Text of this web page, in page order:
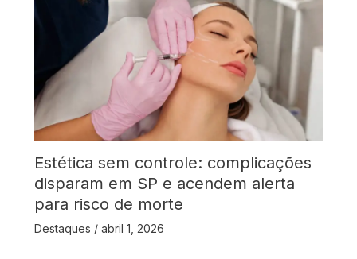
Estética sem controle: complicações
disparam em SP e acendem alerta
para risco de morte
Destaques / abril 1, 2026